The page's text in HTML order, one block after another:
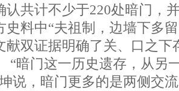
认共计不少于220处暗门，
史料中“夫祖制，边墙下多
献双证据明确了关、口之下
门这一历史遗存，从另
说，暗门更多的是两侧交